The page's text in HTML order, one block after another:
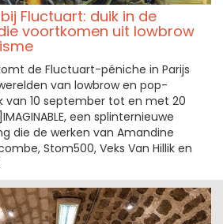
bij Fluctuart: duik in de
voortkomen uit lowbrow
de Fluctuart-péniche in Parijs
van lowbrow en pop-
van 10 september tot en met 20
een splinternieuwe
die de werken van Amandine
Stom500, Veks Van Hillik en